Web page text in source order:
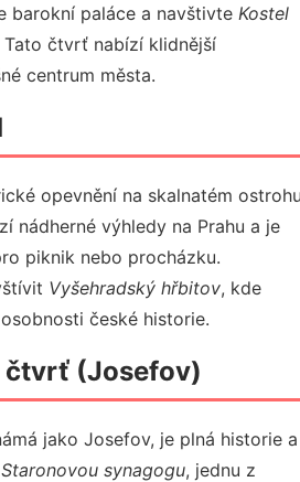
barokní paláce a navštivte Kostel
Tato čtvrť nabízí klidnější
centrum města.
opevnění na skalnatém
nádherné výhledy na Prahu a je
piknik nebo procházku.
Vyšehradský hřbitov, kde
české historie.
čtvrť (Josefov)
jako Josefov, je plná historie a
Staronovou synagogu, jednu z